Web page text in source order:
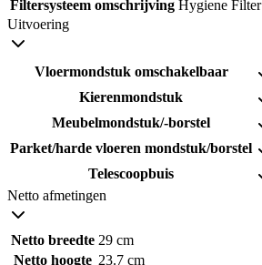
Filtersysteem omschrijving Hygiene Filter
Uitvoering
Vloermondstuk omschakelbaar
Kierenmondstuk
Meubelmondstuk/-borstel
Parket/harde vloeren mondstuk/borstel
Telescoopbuis
Netto afmetingen
Netto breedte 29 cm
Netto hoogte 23.7 cm